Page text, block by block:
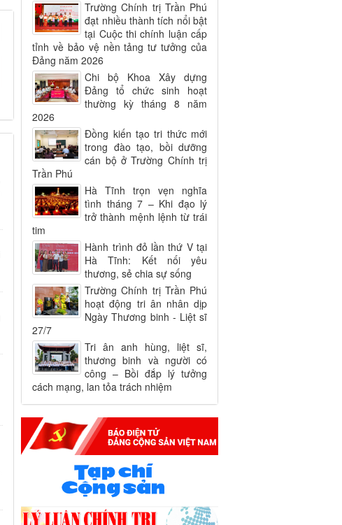
Trường Chính trị Trần Phú
đạt nhiều thành tích nổi bật
tại Cuộc thi chính luận cấp
tỉnh về bảo vệ nền tảng tư tưởng của
Đảng năm 2026
Chi bộ Khoa Xây dựng
Đảng tổ chức sinh hoạt
thường kỳ tháng 8 năm
2026
Đồng kiến tạo tri thức mới
trong đào tạo, bồi dưỡng
cán bộ ở Trường Chính trị
Trần Phú
Hà Tĩnh trọn vẹn nghĩa
tình tháng 7 – Khi đạo lý
trở thành mệnh lệnh từ trái
tim
Hành trình đỏ lần thứ V tại
Hà Tĩnh: Kết nối yêu
thương, sẻ chia sự sống
Trường Chính trị Trần Phú
hoạt động tri ân nhân dịp
Ngày Thương binh - Liệt sĩ
27/7
Tri ân anh hùng, liệt sĩ,
thương binh và người có
công – Bồi đắp lý tưởng
cách mạng, lan tỏa trách nhiệm